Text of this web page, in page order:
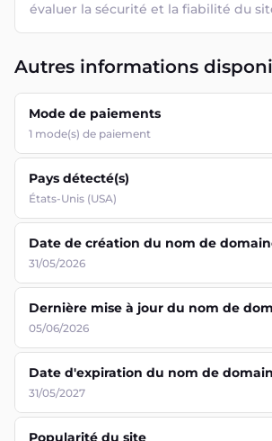
évaluer la sécurité et la fiabilité du
Autres informations
Mode de paiements
1 mode(s) de paiement
Pays détecté(s)
États-Unis (USA)
Date de création du nom de
31/05/2026
Dernière mise à jour du nom de
05/06/2026
Date d'expiration du nom de
31/05/2027
Popularité du site